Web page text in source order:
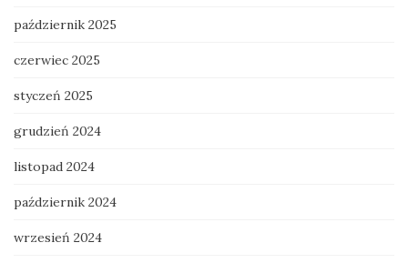
październik 2025
czerwiec 2025
styczeń 2025
grudzień 2024
listopad 2024
październik 2024
wrzesień 2024